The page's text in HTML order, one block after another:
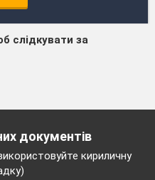
слідкувати за
документів
кириличну